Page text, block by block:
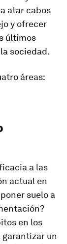
atar cabos
y ofrecer
últimos
sociedad.
áreas:
a las
actual en
suelo a
en los
garantizar un